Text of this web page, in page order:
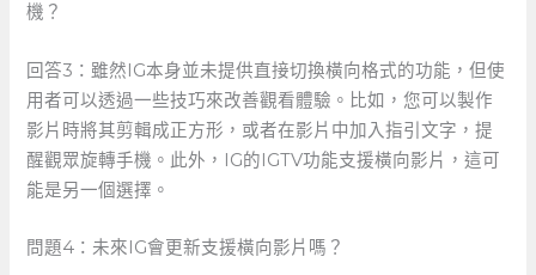
機？
回答3：雖然IG本身並未提供直接切換橫向格式的功能，但使
用者可以透過一些技巧來改善觀看體驗。比如，您可以製作
影片時將其剪輯成正方形，或者在影片中加入指引文字，提
醒觀眾旋轉手機。此外，IG的IGTV功能支援橫向影片，這可
能是另一個選擇。
問題4：未來IG會更新支援橫向影片嗎？